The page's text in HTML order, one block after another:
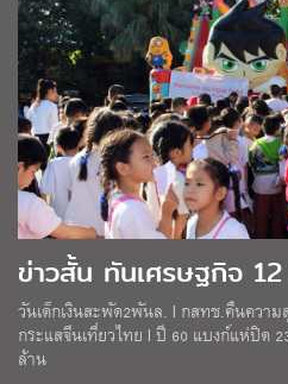
ข่าวสั้น ทันเศรษฐกิจ
วันเด็กเงินสะพัด2พันล. l กสทช.คืนควา
กระแสจีนเที่ยวไทย l ปี 60 แบงก์แห่ปิด
ล้าน